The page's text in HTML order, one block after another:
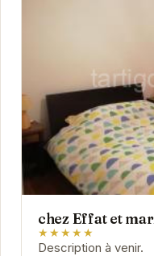
chez Effat et
★★★★★
Description à venir.